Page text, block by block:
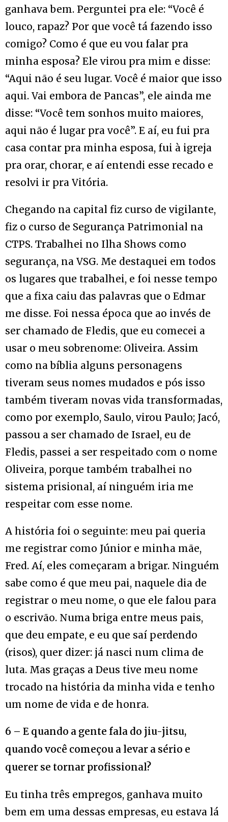
ganhava bem. Perguntei pra ele: “Você é
louco, rapaz? Por que você tá fazendo isso
comigo? Como é que eu vou falar pra
minha esposa? Ele virou pra mim e disse:
“Aqui não é seu lugar. Você é maior que isso
aqui. Vai embora de Pancas”, ele ainda me
disse: “Você tem sonhos muito maiores,
aqui não é lugar pra você”. E aí, eu fui pra
casa contar pra minha esposa, fui à igreja
pra orar, chorar, e aí entendi esse recado e
resolvi ir pra Vitória.
Chegando na capital fiz curso de vigilante,
fiz o curso de Segurança Patrimonial na
CTPS. Trabalhei no Ilha Shows como
segurança, na VSG. Me destaquei em todos
os lugares que trabalhei, e foi nesse tempo
que a fixa caiu das palavras que o Edmar
me disse. Foi nessa época que ao invés de
ser chamado de Fledis, que eu comecei a
usar o meu sobrenome: Oliveira. Assim
como na bíblia alguns personagens
tiveram seus nomes mudados e pós isso
também tiveram novas vida transformadas,
como por exemplo, Saulo, virou Paulo; Jacó,
passou a ser chamado de Israel, eu de
Fledis, passei a ser respeitado com o nome
Oliveira, porque também trabalhei no
sistema prisional, aí ninguém iria me
respeitar com esse nome.
A história foi o seguinte: meu pai queria
me registrar como Júnior e minha mãe,
Fred. Aí, eles começaram a brigar. Ninguém
sabe como é que meu pai, naquele dia de
registrar o meu nome, o que ele falou para
o escrivão. Numa briga entre meus pais,
que deu empate, e eu que saí perdendo
(risos), quer dizer: já nasci num clima de
luta. Mas graças a Deus tive meu nome
trocado na história da minha vida e tenho
um nome de vida e de honra.
6 – E quando a gente fala do jiu-jitsu,
quando você começou a levar a sério e
querer se tornar profissional?
Eu tinha três empregos, ganhava muito
bem em uma dessas empresas, eu estava lá